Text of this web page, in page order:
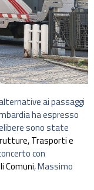
ai passaggi
ha espresso
sono state
Trasporti e
con
Comuni, Massimo